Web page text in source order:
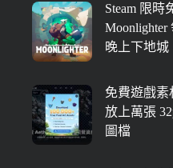
Steam 限時
Moonlighter
晚上下地城
免費遊戲素
放上萬張
圖檔